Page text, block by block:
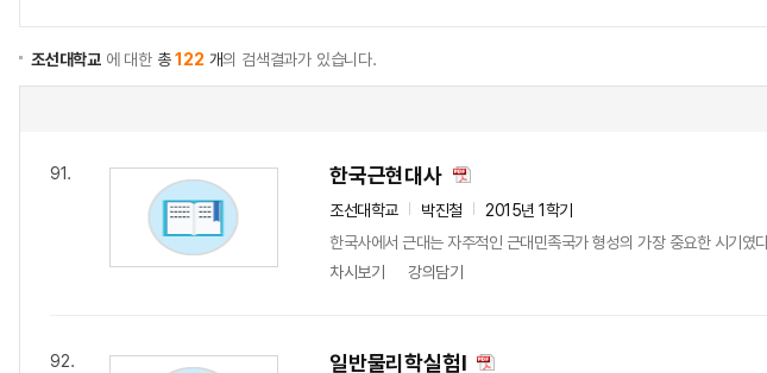
조선대학교 에 대한 총122 개의 검색결과가 있습니다.
91. 한국근현대사
조선대학교 박진철
2015년 1학기
한국사에서 근대는 자주적인 근대민족국가 형성의 가장 중요한 시기
차시보기
강의담기
92. 일반물리학실험Ⅰ